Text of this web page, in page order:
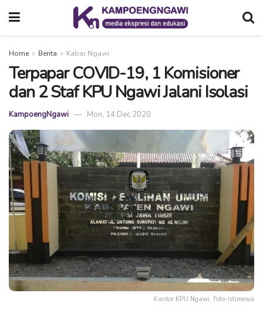
Home Berita Kabar Ngawi
Terpapar COVID-19, 1 Komisioner
dan 2 Staf KPU Ngawi Jalani Isolasi
KampoengNgawi Mon, 14 Dec 2020
Kantor KPU Ngawi. Foto-Istimewa